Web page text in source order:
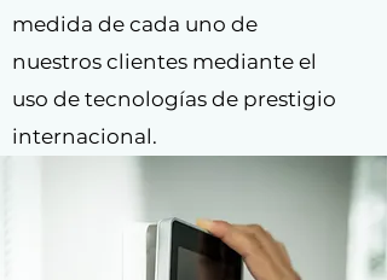
medida de cada uno de
nuestros clientes mediante el
uso de tecnologías de prestigio
internacional.